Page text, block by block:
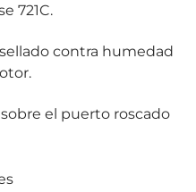
721C.
contra humedad
el puerto roscado